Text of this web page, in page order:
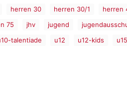
herren 30 herren 30/1 herren
75 jhv jugend
talentiade u12 u12-kids